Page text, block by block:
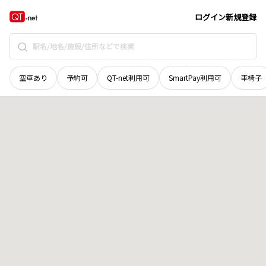
ログイン新規登録
空車あり 予約可 QT-net利用可 SmartPay利用可 車椅子
広島県